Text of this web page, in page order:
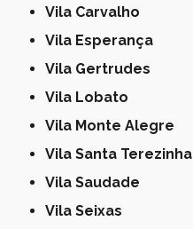
Vila Carvalho
Vila Esperança
Vila Gertrudes
Vila Lobato
Vila Monte Alegre
Vila Santa Terezinha
Vila Saudade
Vila Seixas